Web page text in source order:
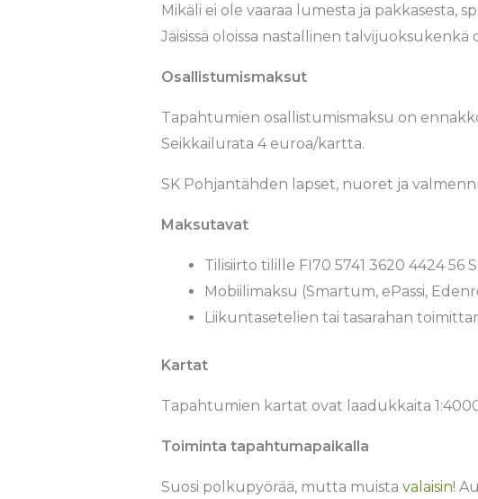
Mikäli ei ole vaaraa lumesta ja
Jäisissä oloissa nastallinen talvijuoksukenkä
Osallistumismaksut
Tapahtumien osallistumismaksu on
Seikkailurata 4 euroa/kartta.
SK Pohjantähden lapset, nuoret ja
Maksutavat
Tilisiirto tilille FI70 5741 3620 4424
Mobiilimaksu (Smartum, ePassi,
Liikuntasetelien tai tasarahan
Kartat
Tapahtumien kartat ovat laadukkaita
Toiminta tapahtumapaikalla
Suosi polkupyörää, mutta muista valaisin!